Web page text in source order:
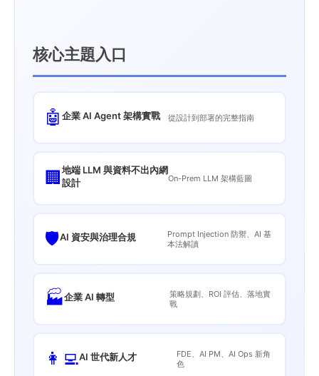
核心主題入口
🤖 企業 AI Agent 架構實戰 從設計到部署的完整指南
🏢 地端 LLM 與資料不出內網
設計
On-Prem LLM 架構藍圖
🛡️AI 資安與治理合規
Prompt Injection 防禦、AI 基
本法解讀
🏭企業 AI 轉型
策略規劃、ROI 評估、落地實
戰
👩‍💻AI 世代新人才
FDE、AI PM、AI Ops 新角
色